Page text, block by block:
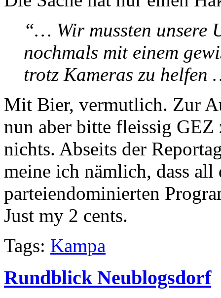
“… Wir mussten unsere
nochmals mit einem
trotz Kameras zu helfen
Mit Bier, vermutlich. Zur
nun aber bitte fleissig
nichts. Abseits der
meine ich nämlich, dass
parteiendominierten
Just my 2 cents.
Tags: Kampa
Rundblick Neublogsdorf